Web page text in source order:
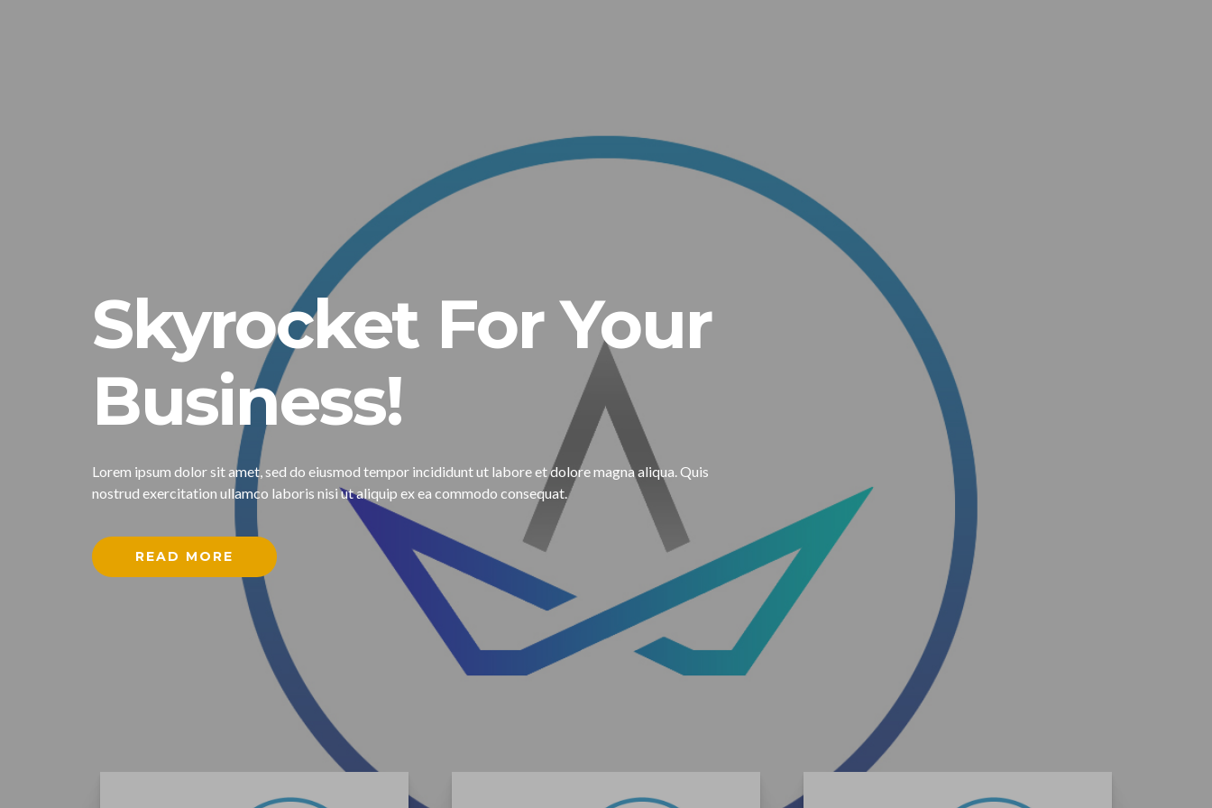
Skyrocket For Your
Business!
Lorem ipsum dolor sit amet, sed do eiusmod tempor incididunt ut labore et dolore magna aliqua. Quis
nostrud exercitation ullamco laboris nisi ut aliquip ex ea commodo consequat.
READ MORE